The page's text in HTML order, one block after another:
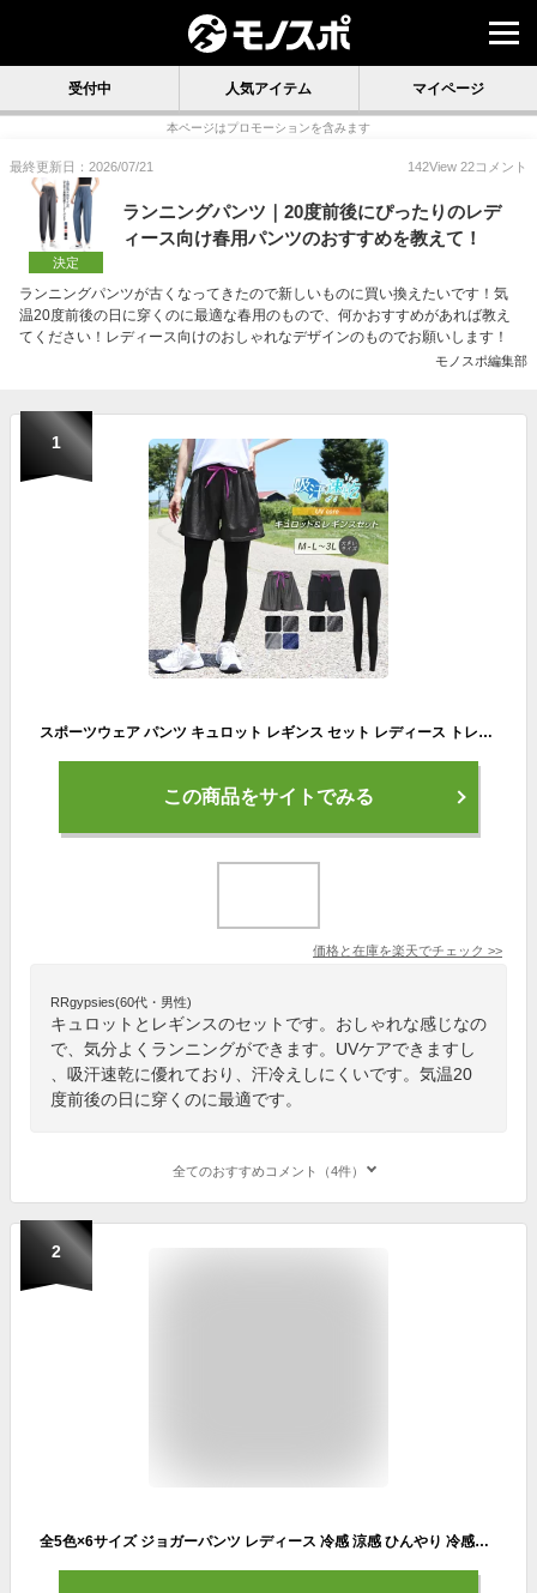
受付中 人気アイテム マイページ
本ページはプロモーションを含みます
最終更新日：2026/07/21 142View 22コメント
決定
ランニングパンツ｜20度前後にぴったりのレデ
ィース向け春用パンツのおすすめを教えて！
ランニングパンツが古くなってきたので新しいものに買い換えたいです！気
温20度前後の日に穿くのに最適な春用のもので、何かおすすめがあれば教え
てください！レディース向けのおしゃれなデザインのものでお願いします！
モノスポ編集部
1
スポーツウェア パンツ キュロット レギンス セット レディース トレーニングウェア ジム ウェア ジムウェア UVケア 吸汗速乾 ヨガウェア 杢 ドライ おしゃれ 春 夏 ウォーキング ジョギング ランニング ショートパンツ ヨガ LL 3L *y3-1t
この商品をサイトでみる
価格と在庫を楽天でチェック >>
RRgypsies(60代・男性)
キュロットとレギンスのセットです。おしゃれな感じなの
で、気分よくランニングができます。UVケアできますし
、吸汗速乾に優れており、汗冷えしにくいです。気温20
度前後の日に穿くのに最適です。
全てのおすすめコメント（4件）
2
全5色×6サイズ ジョガーパンツ レディース 冷感 涼感 ひんやり 冷感パンツ 接触冷感 ヨガパンツ イージーパンツ 薄手 涼しい 通気性 ポケット付き ゆったり 大きいサイズ ランニング 伸縮性 ウェストゴム 春 夏 秋 カジュアル 送料無料